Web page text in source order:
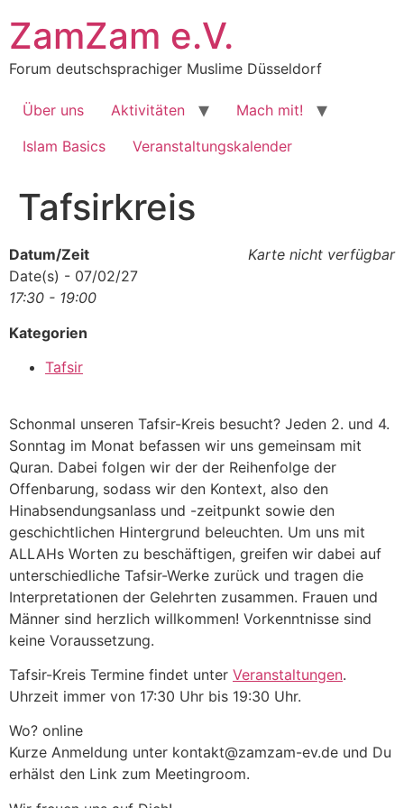
Inhalt
springen
ZamZam e.V.
Forum deutschsprachiger Muslime Düsseldorf
Über uns Aktivitäten
Mach mit!
Islam Basics
Veranstaltungskalender
Tafsirkreis
Karte nicht verfügbar
Datum/Zeit
Date(s) - 07/02/27
17:30 - 19:00
Kategorien
Tafsir
Schonmal unseren Tafsir-Kreis besucht? Jeden 2. und 4.
Sonntag im Monat befassen wir uns gemeinsam mit
Quran. Dabei folgen wir der der Reihenfolge der
Offenbarung, sodass wir den Kontext, also den
Hinabsendungsanlass und -zeitpunkt sowie den
geschichtlichen Hintergrund beleuchten. Um uns mit
ALLAHs Worten zu beschäftigen, greifen wir dabei auf
unterschiedliche Tafsir-Werke zurück und tragen die
Interpretationen der Gelehrten zusammen. Frauen und
Männer sind herzlich willkommen! Vorkenntnisse sind
keine Voraussetzung.
Tafsir-Kreis Termine findet unter Veranstaltungen.
Uhrzeit immer von 17:30 Uhr bis 19:30 Uhr.
Wo? online
Kurze Anmeldung unter kontakt@zamzam-ev.de und Du
erhälst den Link zum Meetingroom.